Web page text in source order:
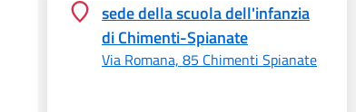
sede della scuola dell'infanzia
di Chimenti-Spianate
Via Romana, 85 Chimenti Spianate